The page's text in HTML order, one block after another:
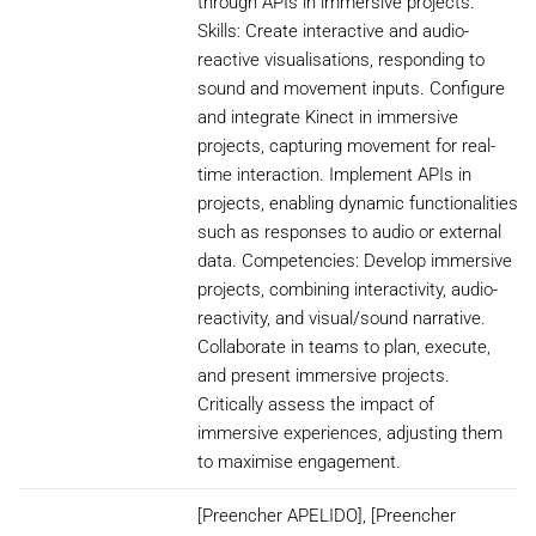
Skills: Create interactive and audio-
reactive visualisations, responding to
sound and movement inputs. Configure
and integrate Kinect in immersive
projects, capturing movement for real-
time interaction. Implement APIs in
projects, enabling dynamic functionalities
such as responses to audio or external
data. Competencies: Develop immersive
projects, combining interactivity, audio-
reactivity, and visual/sound narrative.
Collaborate in teams to plan, execute,
and present immersive projects.
Critically assess the impact of
immersive experiences, adjusting them
to maximise engagement.
[Preencher APELIDO], [Preencher